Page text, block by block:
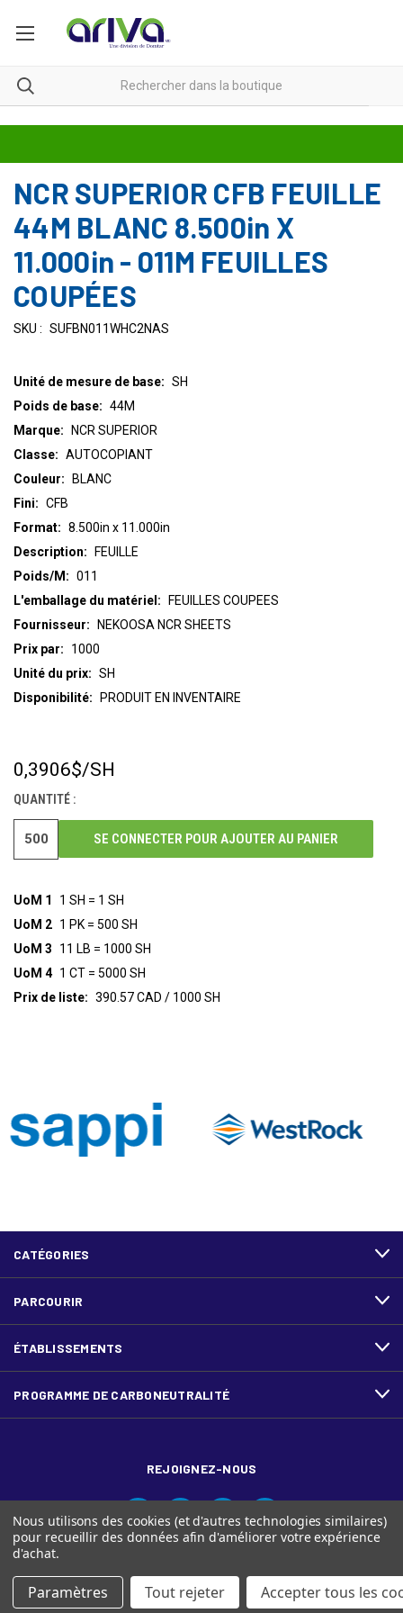
NCR SUPERIOR CFB FEUILLE
44M BLANC 8.500in X
11.000in - 011M FEUILLES
COUPÉES
SKU : SUFBN011WHC2NAS
Classe: AUTOCOPIANT
Couleur:
BLANC
Description: FEUILLE
Fini: CFB
Fournisseur: NEKOOSA NCR SHEETS
L'emballage du matériel: FEUILLES COUPEES
Marque: NCR SUPERIOR
Poids de base: 44M
Poids/M: 011
Unité de mesure de base: SH
Prix par:
1000
Unité du prix: SH
Format: 8.500in x 11.000in
Disponibilité: PRODUIT EN INVENTAIRE
STOCK
0,3906$/SH
QUANTITÉ :
SE CONNECTER POUR AJOUTER AU PANIER
UoM 1
1 SH = 1 SH
UoM 2 1 PK = 500 SH
UoM 3
11 LB = 1000 SH
UoM 4 1 CT = 5000 SH
Prix de liste: 390.57 CAD / 1000 SH
CATÉGORIES
PARCOURIR
ÉTABLISSEMENTS
PROGRAMME DE CARBONEUTRALITÉ
REJOIGNEZ-NOUS
© Ariva, et le logo Ariva sont des marques de commerce de
Nous utilisons des cookies (et d'autres technologies similaires)
pour recueillir des données afin d'améliorer votre expérience
d'achat.
Paramètres Tout rejeter Accepter tous les